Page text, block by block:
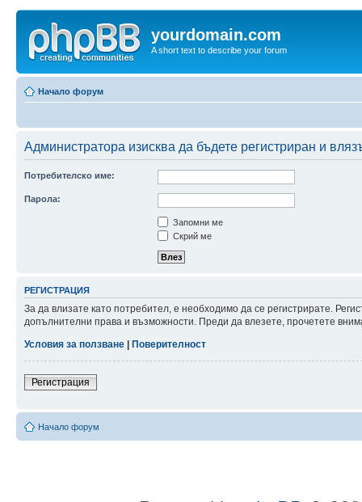
yourdomain.com
A short text to describe your forum
Начало форум
Администратора изисква да бъдете регистриран и
Потребителско име:
Парола:
Запомни ме
Скрий ме
РЕГИСТРАЦИЯ
За да влизате като потребител, е необходимо да се регистрирате.
допълнителни права и възможности. Преди да влезете, прочетете
Условия за ползване
Поверителност
Регистрация
Начало форум